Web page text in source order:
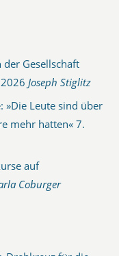
der Gesellschaft
Joseph Stiglitz
»Die Leute sind über
mehr hatten« 7.
auf
Coburger